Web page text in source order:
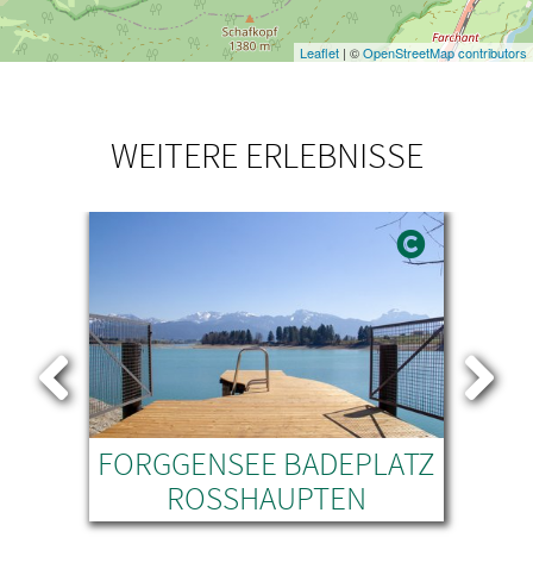
Leaflet | ©OpenStreetMap contributors
WEITERE ERLEBNISSE
FORGGENSEE BADEPLATZ
ROSSHAUPTEN